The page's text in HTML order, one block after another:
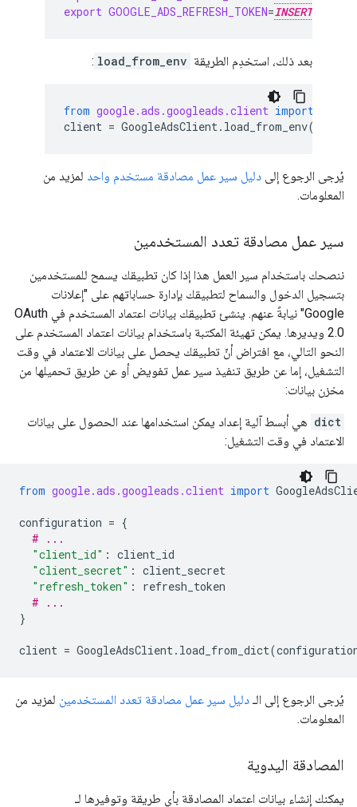
export GOOGLE_ADS_REFRESH_TOKEN=
بعد ذلك، استخدِم الطريقة load_from_env
:
from google.ads.googleads.client import
client = GoogleAdsClient. load_from_env()
يُرجى الرجوع إلى دليل سير عمل مصادقة مستخدم واحد لمزيد من
المعلومات.
سير عمل مصادقة تعدد المستخدمين
ننصحك باستخدام سير العمل هذا إذا كان تطبيقك يسمح للمستخدمين
بتسجيل الدخول والسماح لتطبيقك بإدارة حساباتهم على "إعلانات
Google" نيابةً عنهم. ينشئ تطبيقك بيانات اعتماد المستخدم في OAuth
2.0 ويديرها. يمكن تهيئة المكتبة باستخدام بيانات اعتماد المستخدم على
النحو التالي، مع افتراض أنّ تطبيقك يحصل على بيانات الاعتماد في وقت
التشغيل، إما عن طريق تنفيذ سير عمل تفويض أو عن طريق تحميلها من
مخزن بيانات:
dict هي أبسط آلية إعداد يمكن استخدامها عند الحصول على بيانات
الاعتماد في وقت التشغيل:
from google.ads.googleads.client import
configuration = {
# ...
"client_id" : client_id
"client_secret" : client_secret
"refresh_token" :
refresh_token
# ...
}
client = GoogleAdsClient. load_from_dict(
يُرجى الرجوع إلى الـ دليل سير عمل مصادقة تعدد المستخدمين لمزيد من
المعلومات.
المصادقة اليدوية
يمكنك إنشاء بيانات اعتماد المصادقة بأي طريقة وتوفيرها لـ